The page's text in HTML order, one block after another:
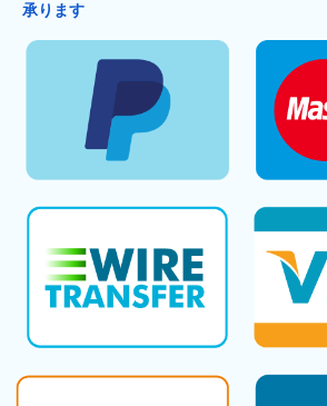
承ります